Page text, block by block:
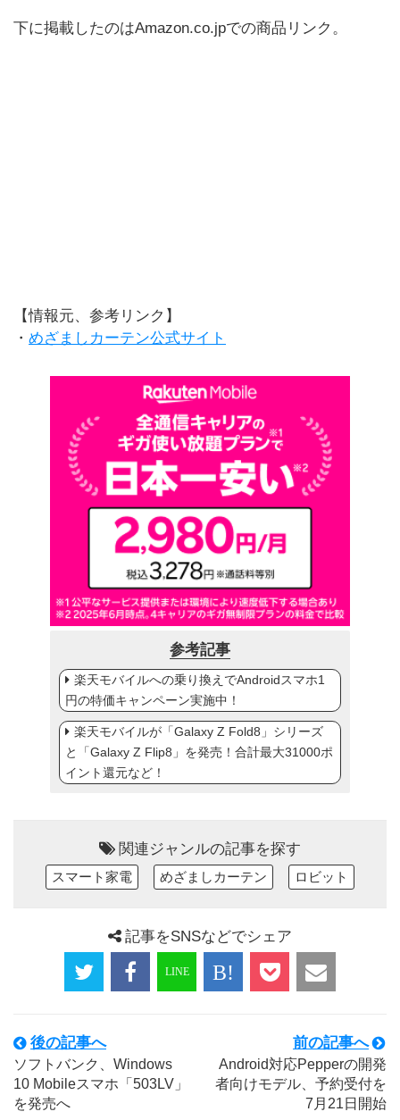
下に掲載したのはAmazon.co.jpでの商品リンク。
【情報元、参考リンク】
・ めざましカーテン公式サイト
参考記事
楽天モバイルへの乗り換えでAndroidスマホ1
円の特価キャンペーン実施中！
楽天モバイルが「Galaxy Z Fold8」シリーズ
と「Galaxy Z Flip8」を発売！合計最大31000ポ
イント還元など！
関連ジャンルの記事を探す
スマート家電 めざましカーテン ロビット
記事をSNSなどでシェア
後の記事へ
ソフトバンク、Windows
10 Mobileスマホ「503LV」
を発売へ
前の記事へ
Android対応Pepperの開発
者向けモデル、予約受付を
7月21日開始